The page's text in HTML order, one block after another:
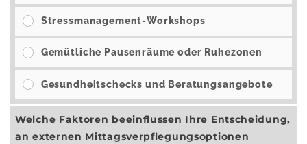
Stressmanagement-Workshops
Gemütliche Pausenräume oder Ruhezonen
Gesundheitschecks und Beratungsangebote
Welche Faktoren beeinflussen Ihre Entscheidung,
an externen Mittagsverpflegungsoptionen